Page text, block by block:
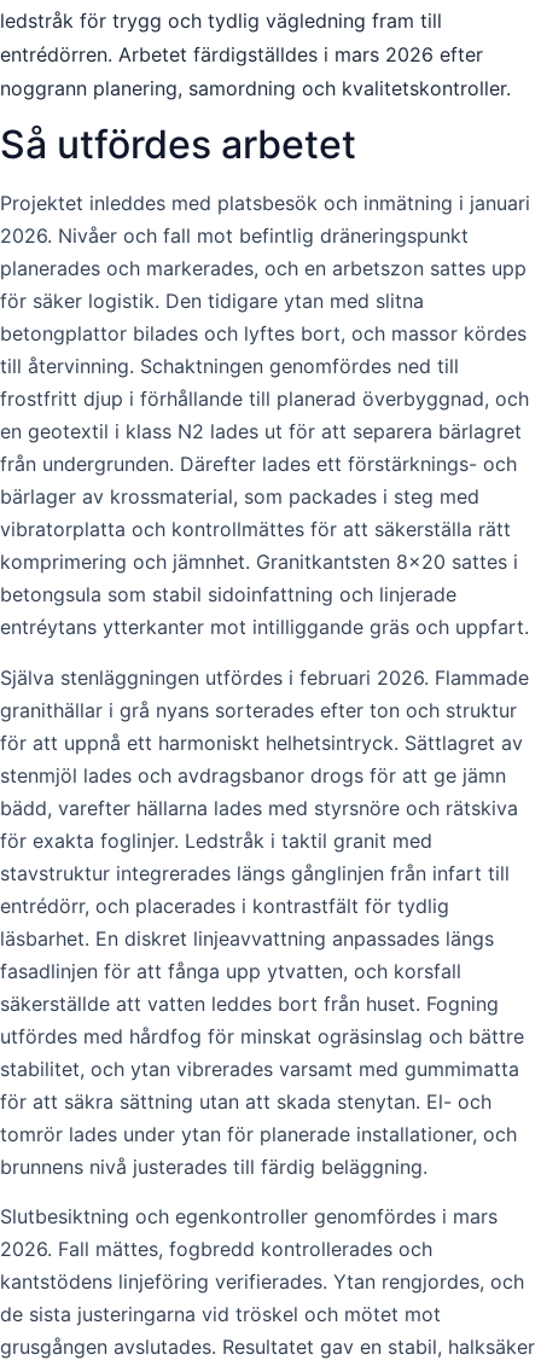
ledstråk för trygg och tydlig vägledning fram till
entrédörren. Arbetet färdigställdes i mars 2026 efter
noggrann planering, samordning och kvalitetskontroller.
Så utfördes arbetet
Projektet inleddes med platsbesök och inmätning i januari
2026. Nivåer och fall mot befintlig dräneringspunkt
planerades och markerades, och en arbetszon sattes upp
för säker logistik. Den tidigare ytan med slitna
betongplattor bilades och lyftes bort, och massor kördes
till återvinning. Schaktningen genomfördes ned till
frostfritt djup i förhållande till planerad överbyggnad, och
en geotextil i klass N2 lades ut för att separera bärlagret
från undergrunden. Därefter lades ett förstärknings- och
bärlager av krossmaterial, som packades i steg med
vibratorplatta och kontrollmättes för att säkerställa rätt
komprimering och jämnhet. Granitkantsten 8×20 sattes i
betongsula som stabil sidoinfattning och linjerade
entréytans ytterkanter mot intilliggande gräs och uppfart.
Själva stenläggningen utfördes i februari 2026. Flammade
granithällar i grå nyans sorterades efter ton och struktur
för att uppnå ett harmoniskt helhetsintryck. Sättlagret av
stenmjöl lades och avdragsbanor drogs för att ge jämn
bädd, varefter hällarna lades med styrsnöre och rätskiva
för exakta foglinjer. Ledstråk i taktil granit med
stavstruktur integrerades längs gånglinjen från infart till
entrédörr, och placerades i kontrastfält för tydlig
läsbarhet. En diskret linjeavvattning anpassades längs
fasadlinjen för att fånga upp ytvatten, och korsfall
säkerställde att vatten leddes bort från huset. Fogning
utfördes med hårdfog för minskat ogräsinslag och bättre
stabilitet, och ytan vibrerades varsamt med gummimatta
för att säkra sättning utan att skada stenytan. El- och
tomrör lades under ytan för planerade installationer, och
brunnens nivå justerades till färdig beläggning.
Slutbesiktning och egenkontroller genomfördes i mars
2026. Fall mättes, fogbredd kontrollerades och
kantstödens linjeföring verifierades. Ytan rengjordes, och
de sista justeringarna vid tröskel och mötet mot
grusgången avslutades. Resultatet gav en stabil, halksäker